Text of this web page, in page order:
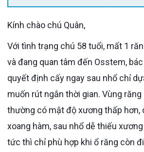
Kính chào chú Quân,
Với tình trạng chú 58 tuổi, mất 1 răng hàm trên sau
và đang quan tâm đến Osstem,
quyết định cấy ngay sau nhổ chỉ
muốn rút ngắn thời gian. Vùng
thường có mật độ xương thấp hơn,
xoang hàm, sau nhổ dễ thiếu
tức thì chỉ phù hợp khi ổ răng còn